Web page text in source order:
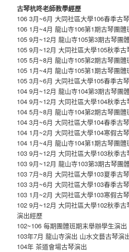
古琴杭咚老師教學經歷
106 3月~6月 大同社區大學106春季古
106 1月~4月 龍山寺106第1期古琴團體
105 9月~12月 龍山寺105第3期古琴團
105 9月~12月 大同社區大學105秋季古
105 5月~8月 龍山寺105第2期古琴團體
105 1月~4月 龍山寺105第1期古琴團體
105 3月~6月 大同社區大學105春季古
104 9月~12月 龍山寺104第3期古琴團
104 9月~12月 大同社區大學104秋季古
104 5月~8月 龍山寺104第2期古琴團體
104 3月~6月 大同社區大學104春季古
104 1月~2月 大同社區大學104寒假古
104 1月~4月 龍山寺104第1期古琴團體
103 9月~12月 大同社區大學103秋季古
103 9月~12月 龍山寺103第3期古琴團
103 7月~8月 大同社區大學103夏季古
103 3月~6月 大同社區大學103春季古
103 1月~2月 大同社區大學103寒假古
102 9月~12月 大同社區大學102秋季古
演出經歷
102~106 每期團體班期末舉辦學生演出
103年7月 龍山寺演出 山水文藝古琴演
104年 茶道會場古琴演出